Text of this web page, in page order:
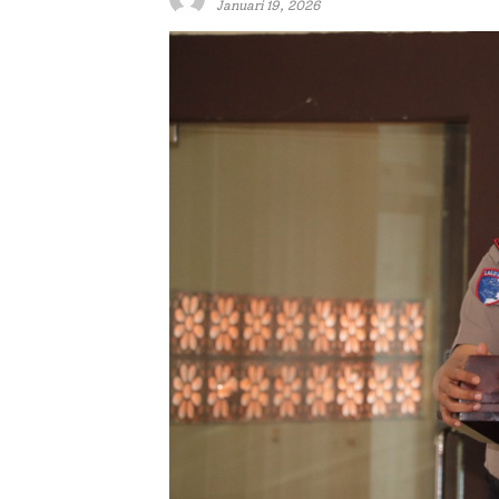
Januari 19, 2026